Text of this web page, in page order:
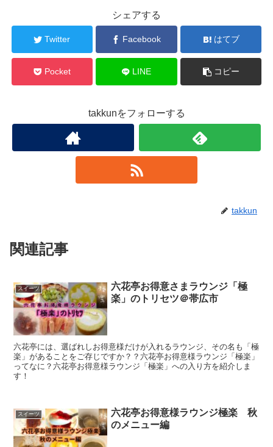
シェアする
Twitter Facebook はてブ
Pocket LINE コピー
takkunをフォローする
takkun
関連記事
スイーツ
六花亭お得意さまラウンジ「極
楽」のトリセツ＠帯広市
六花亭には、選ばれしお得意様だけが入れるラウンジ、その名も「極
楽」があることをご存じですか？？六花亭お得意様ラウンジ「極楽」
ってなに？六花亭お得意様ラウンジ「極楽」への入り方を紹介しま
す！
スイーツ
六花亭お得意様ラウンジ極楽 秋
のメニュー編